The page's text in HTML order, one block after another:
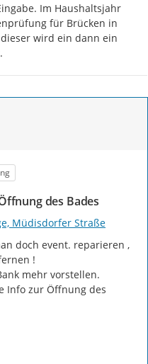
Im Haushaltsjahr
für Brücken in
wird ein dann ein
des Bades
Müdisdorfer Straße
doch event. reparieren ,
!
mehr vorstellen.
Info zur Öffnung des